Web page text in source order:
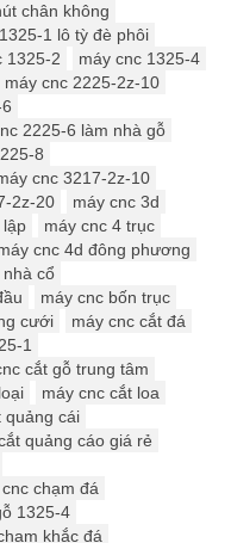
chân không
1 lô tỳ đè phôi
1325-2
máy cnc 1325-4
máy cnc 2225-2z-10
2225-6 làm nhà gỗ
8
cnc 3217-2z-10
2z-20
máy cnc 3d
lập
máy cnc 4 trục
cnc 4d đông phương
nhà cổ
máy cnc bốn trục
cưới
máy cnc cắt đá
1
cắt gỗ trung tâm
máy cnc cắt loa
quảng cái
quảng cáo giá rẻ
chạm đá
1325-4
khắc đá